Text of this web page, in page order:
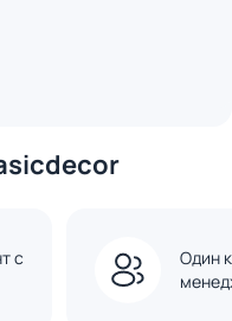
с
Один